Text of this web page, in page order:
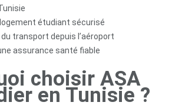
étudiant sécurisé
transport depuis l’aéroport
assurance santé fiable
choisir ASA
en Tunisie ?